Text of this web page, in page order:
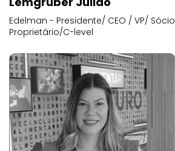
Edelman - Presidente/ CEO / VP/ Sócio
Proprietário/C-level